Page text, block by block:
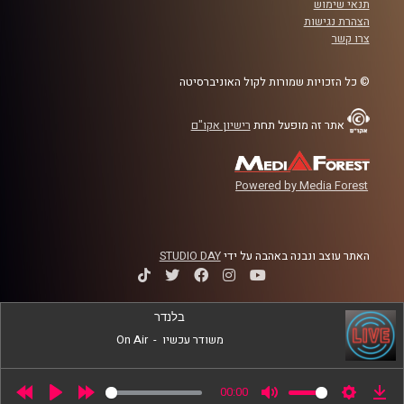
בביה"ס לפסיכולוגיה באוניברסיטת רייכמן.
קרדיט תמונות:
AudioVersity
תנאי שימוש
הצהרת נגישות
צרו קשר
© כל הזכויות שמורות לקול האוניברסיטה
אתר זה מופעל תחת רישיון אקו"ם
Powered by Media Forest
האתר עוצב ונבנה באהבה על ידיSTUDIO DAY
00:00
בלנדר
משודר עכשיו -
On Air